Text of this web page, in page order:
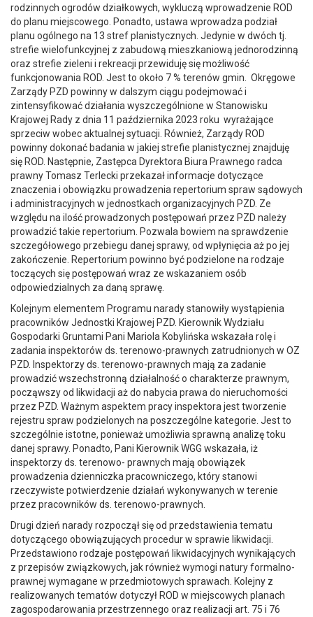
rodzinnych ogrodów działkowych, wykluczą wprowadzenie ROD
do planu miejscowego. Ponadto, ustawa wprowadza podział
planu ogólnego na 13 stref planistycznych. Jedynie w dwóch tj.
strefie wielofunkcyjnej z zabudową mieszkaniową jednorodzinną
oraz strefie zieleni i rekreacji przewiduję się możliwość
funkcjonowania ROD. Jest to około 7 % terenów gmin. Okręgowe
Zarządy PZD powinny w dalszym ciągu podejmować i
zintensyfikować działania wyszczególnione w Stanowisku
Krajowej Rady z dnia 11 października 2023 roku wyrażające
sprzeciw wobec aktualnej sytuacji. Również, Zarządy ROD
powinny dokonać badania w jakiej strefie planistycznej znajduję
się ROD. Następnie, Zastępca Dyrektora Biura Prawnego radca
prawny Tomasz Terlecki przekazał informacje dotyczące
znaczenia i obowiązku prowadzenia repertorium spraw sądowych
i administracyjnych w jednostkach organizacyjnych PZD. Ze
względu na ilość prowadzonych postępowań przez PZD należy
prowadzić takie repertorium. Pozwala bowiem na sprawdzenie
szczegółowego przebiegu danej sprawy, od wpłynięcia aż po jej
zakończenie. Repertorium powinno być podzielone na rodzaje
toczących się postępowań wraz ze wskazaniem osób
odpowiedzialnych za daną sprawę.
Kolejnym elementem Programu narady stanowiły wystąpienia
pracowników Jednostki Krajowej PZD. Kierownik Wydziału
Gospodarki Gruntami Pani Mariola Kobylińska wskazała rolę i
zadania inspektorów ds. terenowo-prawnych zatrudnionych w OZ
PZD. Inspektorzy ds. terenowo-prawnych mają za zadanie
prowadzić wszechstronną działalność o charakterze prawnym,
począwszy od likwidacji aż do nabycia prawa do nieruchomości
przez PZD. Ważnym aspektem pracy inspektora jest tworzenie
rejestru spraw podzielonych na poszczególne kategorie. Jest to
szczególnie istotne, ponieważ umożliwia sprawną analizę toku
danej sprawy. Ponadto, Pani Kierownik WGG wskazała, iż
inspektorzy ds. terenowo- prawnych mają obowiązek
prowadzenia dzienniczka pracowniczego, który stanowi
rzeczywiste potwierdzenie działań wykonywanych w terenie
przez pracowników ds. terenowo-prawnych.
Drugi dzień narady rozpoczął się od przedstawienia tematu
dotyczącego obowiązujących procedur w sprawie likwidacji.
Przedstawiono rodzaje postępowań likwidacyjnych wynikających
z przepisów związkowych, jak również wymogi natury formalno-
prawnej wymagane w przedmiotowych sprawach. Kolejny z
realizowanych tematów dotyczył ROD w miejscowych planach
zagospodarowania przestrzennego oraz realizacji art. 75 i 76